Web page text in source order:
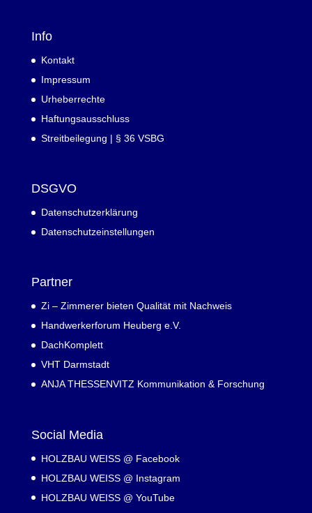
Info
Kontakt
Impressum
Urheberrechte
Haftungsausschluss
Streitbeilegung | § 36 VSBG
DSGVO
Datenschutzerklärung
Datenschutzeinstellungen
Partner
Zi – Zimmerer bieten Qualität mit Nachweis
Handwerkerforum Heuberg e.V.
DachKomplett
VHT Darmstadt
ANJA THESSENVITZ Kommunikation & Forschung
Social Media
HOLZBAU WEISS @ Facebook
HOLZBAU WEISS @ Instagram
HOLZBAU WEISS @ YouTube